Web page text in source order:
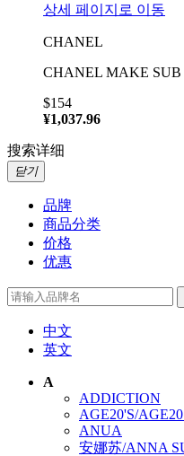
상세 페이지로 이동
CHANEL
CHANEL MAKE SUB
$154
¥1,037.96
搜索详细
닫기
品牌
商品分类
价格
优惠
中文
英文
A
ADDICTION
AGE20'S/
ANUA
安娜苏/ANNA